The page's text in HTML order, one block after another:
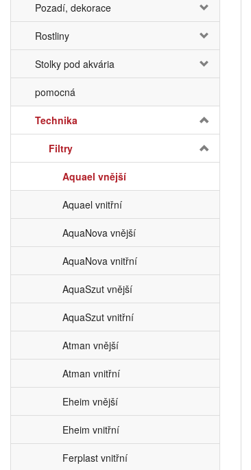
Pozadí, dekorace
Rostliny
Stolky pod akvária
pomocná
Technika
Filtry
Aquael vnější
Aquael vnitřní
AquaNova vnější
AquaNova vnitřní
AquaSzut vnější
AquaSzut vnitřní
Atman vnější
Atman vnitřní
Eheim vnější
Eheim vnitřní
Ferplast vnitřní